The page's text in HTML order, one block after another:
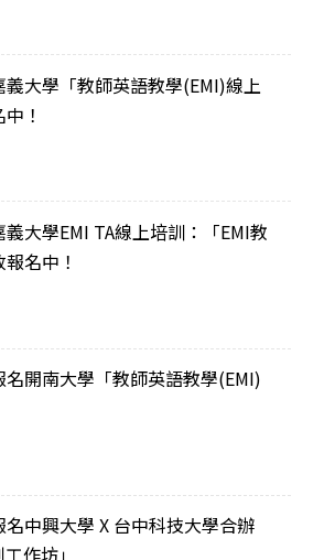
義大學「教師英語教學(EMI)線上
！
義大學EMI TA線上培訓：「EMI教
名中！
名開南大學「教師英語教學(EMI)
名中興大學 X 台中科技大學合辦